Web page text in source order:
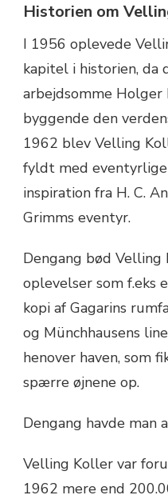
Historien om
I 1956 oplevede
kapitel i historien, da
arbejdsomme
byggende den
1962 blev Velling
fyldt med
inspiration fra H. C.
Grimms eventyr.
Dengang bød Velling
oplevelser som f.eks
kopi af Gagarins
og Münchhausens
henover haven, som
spærre øjnene op.
Dengang havde man
Velling Koller var
1962 mere end